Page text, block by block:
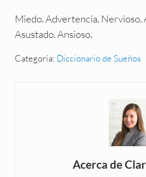
Miedo. Advertencia. Nervioso.
Asustado. Ansioso.
Categoría: Diccionario de Sueños
Acerca de